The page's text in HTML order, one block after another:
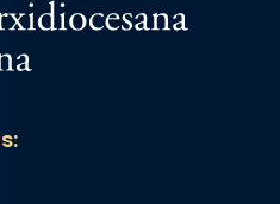
Cristiana